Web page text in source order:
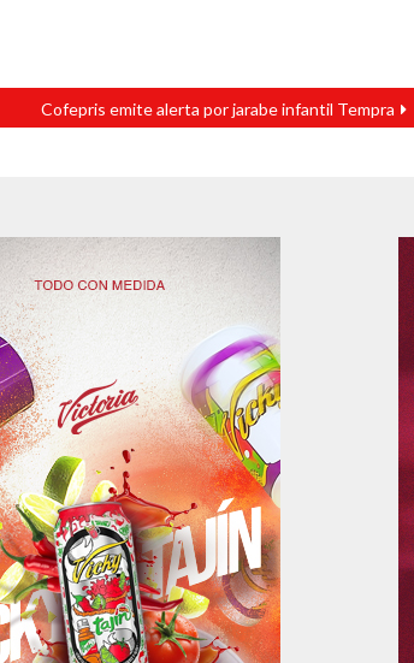
Cofepris emite alerta por jarabe infantil Tempra